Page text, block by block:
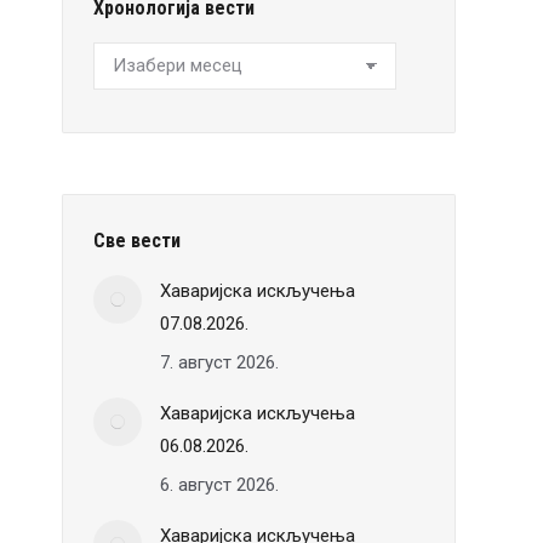
Хронологија вести
Хронологија
вести
Све вести
Хаваријска искључења
07.08.2026.
7. август 2026.
Хаваријска искључења
06.08.2026.
6. август 2026.
Хаваријска искључења